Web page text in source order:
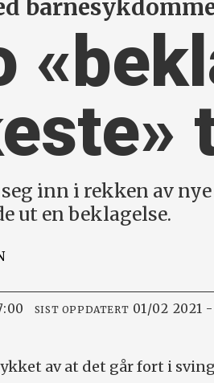
inn i rekken av
ut en beklagelse.
SIST OPPDATERT 01/02 2021
av at det går fort i